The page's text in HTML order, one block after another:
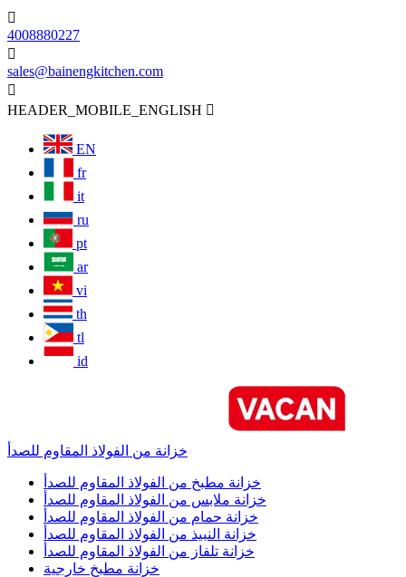

4008880227

sales@bainengkitchen.com

HEADER_MOBILE_ENGLISH 
EN
fr
it
ru
pt
ar
vi
th
tl
id
خزانة من الفولاذ المقاوم للصدأ
خزانة مطبخ من الفولاذ المقاوم للصدأ
خزانة ملابس من الفولاذ المقاوم للصدأ
خزانة حمام من الفولاذ المقاوم للصدأ
خزانة النبيذ من الفولاذ المقاوم للصدأ
خزانة تلفاز من الفولاذ المقاوم للصدأ
خزانة مطبخ خارجية